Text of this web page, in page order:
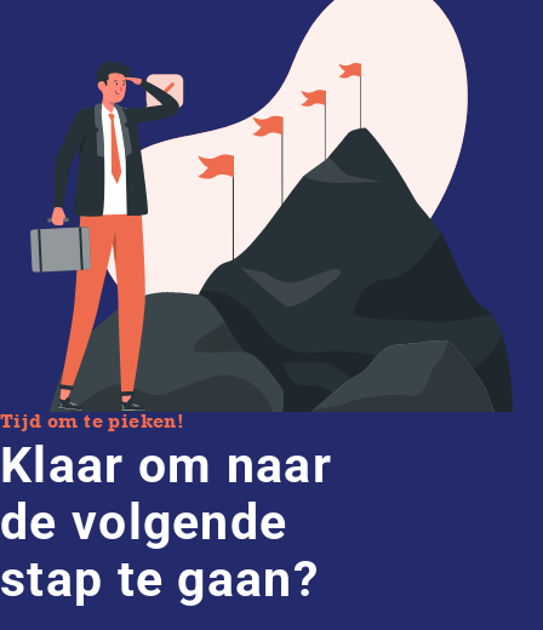
Tijd om te pieken!
Klaar om naar
de volgende
stap te gaan?